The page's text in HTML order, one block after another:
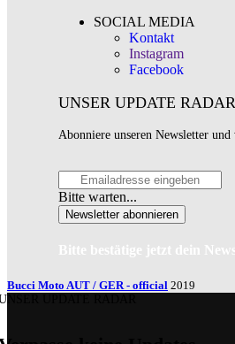
SOCIAL MEDIA
Kontakt
Instagram
Facebook
UNSER UPDATE RADAR
Abonniere unseren Newsletter
Bitte warten...
Newsletter abonnieren
Bitte bestätige jetzt dein
Bucci Moto AUT / GER - official 2019
UPDATE RADAR